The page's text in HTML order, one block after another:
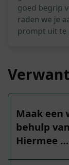
goed begrip
raden we je
prompt uit te
Maak een
behulp
Hiermee …